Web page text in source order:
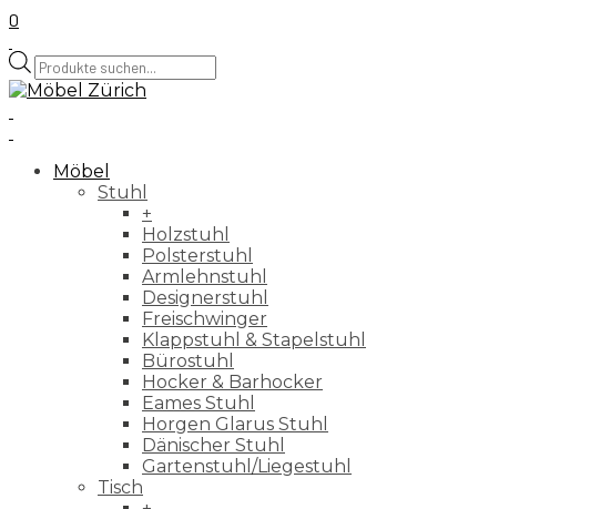
0
Products
search
Möbel
Stuhl
+
Holzstuhl
Polsterstuhl
Armlehnstuhl
Designerstuhl
Freischwinger
Klappstuhl & Stapelstuhl
Bürostuhl
Hocker & Barhocker
Eames Stuhl
Horgen Glarus Stuhl
Dänischer Stuhl
Gartenstuhl/Liegestuhl
Tisch